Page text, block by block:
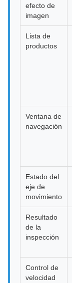
efecto de
imagen
Lista de
productos
Ventana de
navegación
Estado del
eje de
movimiento
Resultado
de la
inspección
Control de
velocidad